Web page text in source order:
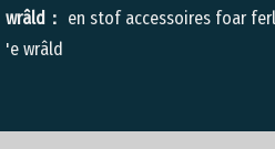
wrâld： en stof accessoires foar
'e wrâld